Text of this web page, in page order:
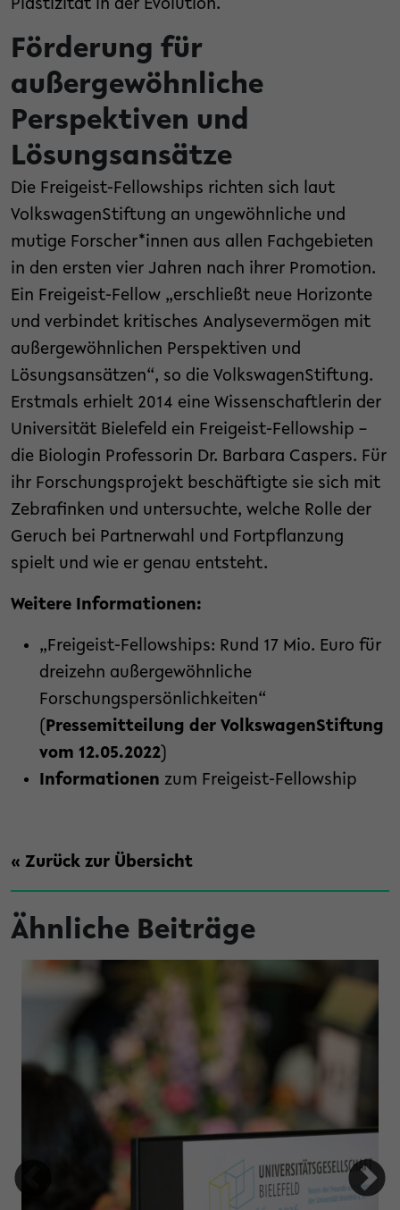
Plastizität in der Evolution.
Förderung für
außergewöhnliche
Perspektiven und
Lösungsansätze
Die Freigeist-Fellowships richten sich laut
VolkswagenStiftung an ungewöhnliche und
mutige Forscher*innen aus allen Fachgebieten
in den ersten vier Jahren nach ihrer Promotion.
Ein Freigeist-Fellow „erschließt neue Horizonte
und verbindet kritisches Analysevermögen mit
außergewöhnlichen Perspektiven und
Lösungsansätzen“, so die VolkswagenStiftung.
Erstmals erhielt 2014 eine Wissenschaftlerin der
Universität Bielefeld ein Freigeist-Fellowship –
die Biologin Professorin Dr. Barbara Caspers. Für
ihr Forschungsprojekt beschäftigte sie sich mit
Zebrafinken und untersuchte, welche Rolle der
Geruch bei Partnerwahl und Fortpflanzung
spielt und wie er genau entsteht.
Weitere Informationen:
„Freigeist-Fellowships: Rund 17 Mio. Euro für
dreizehn außergewöhnliche
Forschungspersönlichkeiten“
( Pressemitteilung der VolkswagenStiftung
vom 12.05.2022)
Informationen zum Freigeist-Fellowship
« Zurück zur Übersicht
Ähnliche Beiträge
an der Universität